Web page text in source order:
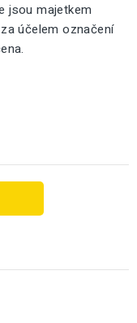
jsou majetkem
účelem označení